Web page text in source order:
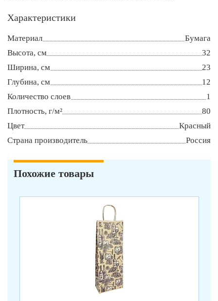
Характеристики
Материал
Бумага
Высота, см
32
Ширина, см
23
Глубина, см
12
Количество слоев
1
Плотность, г/м²
80
Цвет
Красный
Страна производитель
Россия
Похожие товары